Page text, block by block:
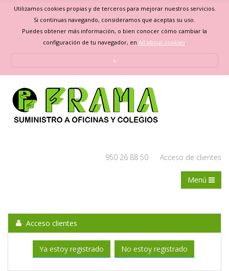
Utilizamos cookies propias y de terceros para mejorar nuestros servicios.
Si continuas navegando, consideramos que aceptas su uso.
Puedes obtener más información, o bien conocer cómo cambiar la
configuración de tu navegador, en All about cookies.
x
950 26 88 50 Acceso de clientes
Menú
Acceso clientes
Ya estoy registrado No estoy registrado